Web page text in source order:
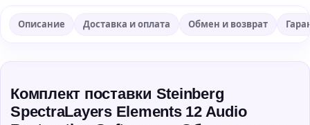
Описание Доставка и оплата Обмен и возврат
Комплект поставки Steinberg
SpectraLayers Elements 12 Audio